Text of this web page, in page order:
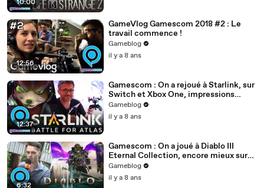
10:00
12:56
GameVlog Gamescom 2018 #2 : Le
travail commence !
Gameblog
il y a 8 ans
12:37
Gamescom : On a rejoué à Starlink, sur
Switch et Xbox One, impressions
rassurées ?
Gameblog
il y a 8 ans
6:32
Gamescom : On a joué à Diablo III
Eternal Collection, encore mieux sur
Switch ?
Gameblog
il y a 8 ans